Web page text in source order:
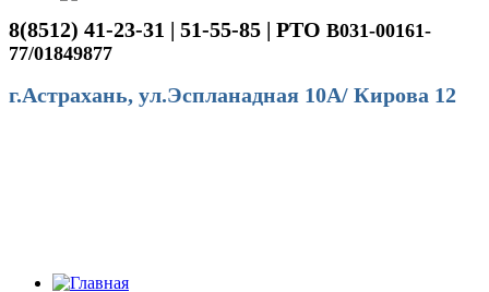
8(8512) 41-23-31 | 51-55-85 | РТО В031-00161-
77/01849877
г.Астрахань, ул.Эспланадная 10А/ Кирова 12